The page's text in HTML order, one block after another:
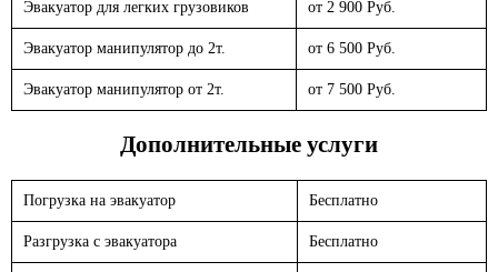
Эвакуатор для легких грузовиков от 2 900 Руб.
Эвакуатор манипулятор до 2т. от 6 500 Руб.
Эвакуатор манипулятор от 2т. от 7 500 Руб.
Дополнительные услуги
Погрузка на эвакуатор Бесплатно
Разгрузка с эвакуатора Бесплатно